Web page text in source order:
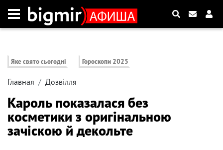
Яке свято сьогодні Гороскопи 2025
Главная Дозвілля
Кароль показалася без
косметики з оригінальною
зачіскою й декольте